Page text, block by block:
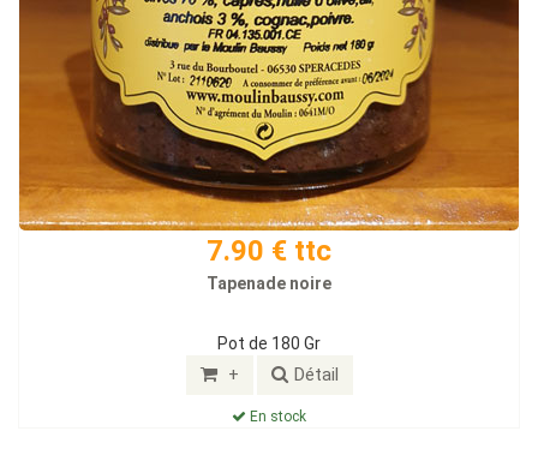
7.90 € ttc
Tapenade noire
Pot de 180 Gr
+ Détail
En stock